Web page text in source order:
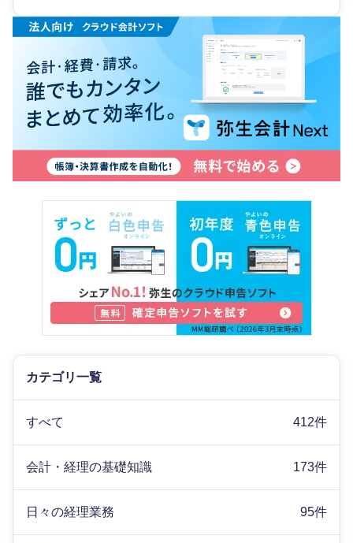
カテゴリ一覧
すべて 412件
会計・経理の基礎知識 173件
日々の経理業務 95件